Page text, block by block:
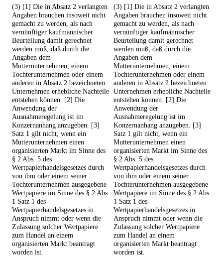
(3) [1] Die in Absatz 2 verlangten
Angaben brauchen insoweit nicht
gemacht zu werden, als nach
vernünftiger kaufmännischer
Beurteilung damit gerechnet
werden muß, daß durch die
Angaben dem
Mutterunternehmen, einem
Tochterunternehmen oder einem
anderen in Absatz 2 bezeichneten
Unternehmen erhebliche Nachteile
entstehen können. [2] Die
Anwendung der
Ausnahmeregelung ist im
Konzernanhang anzugeben. [3]
Satz 1 gilt nicht, wenn ein
Mutterunternehmen einen
organisierten Markt im Sinne des
§ 2 Abs. 5 des
Wertpapierhandelsgesetzes durch
von ihm oder einem seiner
Tochterunternehmen ausgegebene
Wertpapiere im Sinne des § 2 Abs.
1 Satz 1 des
Wertpapierhandelsgesetzes in
Anspruch nimmt oder wenn die
Zulassung solcher Wertpapiere
zum Handel an einem
organisierten Markt beantragt
worden ist.
(3) [1] Die in Absatz 2 verlangten
Angaben brauchen insoweit nicht
gemacht zu werden, als nach
vernünftiger kaufmännischer
Beurteilung damit gerechnet
werden muß, daß durch die
Angaben dem
Mutterunternehmen, einem
Tochterunternehmen oder einem
anderen in Absatz 2 bezeichneten
Unternehmen erhebliche Nachteile
entstehen können. [2] Die
Anwendung der
Ausnahmeregelung ist im
Konzernanhang anzugeben. [3]
Satz 1 gilt nicht, wenn ein
Mutterunternehmen einen
organisierten Markt im Sinne des
§ 2 Abs. 5 des
Wertpapierhandelsgesetzes durch
von ihm oder einem seiner
Tochterunternehmen ausgegebene
Wertpapiere im Sinne des § 2 Abs.
1 Satz 1 des
Wertpapierhandelsgesetzes in
Anspruch nimmt oder wenn die
Zulassung solcher Wertpapiere
zum Handel an einem
organisierten Markt beantragt
worden ist.